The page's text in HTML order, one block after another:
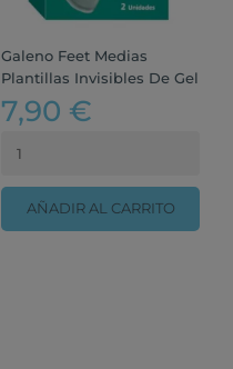
Galeno Feet Medias
Plantillas Invisibles De Gel
7,90 €
AÑADIR AL CARRITO